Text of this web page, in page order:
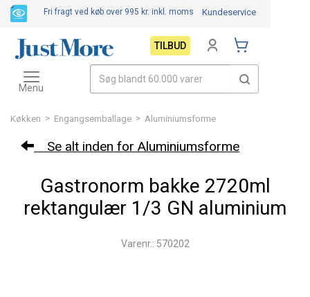
Køkken > Engangsemballage > Aluminiumsforme
Se alt inden for Aluminiumsforme
Gastronorm bakke 2720ml
rektangulær 1/3 GN aluminium
Varenr.: 570202
Fri fragt ved køb over 995 kr. inkl. moms Kundeservice
TILBUD
Toggle
navigation
Menu